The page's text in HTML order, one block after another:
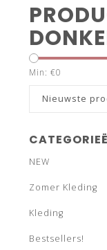
Min: €0
Nieuwste
NEW
Zomer Kleding
Kleding
Bestsellers!